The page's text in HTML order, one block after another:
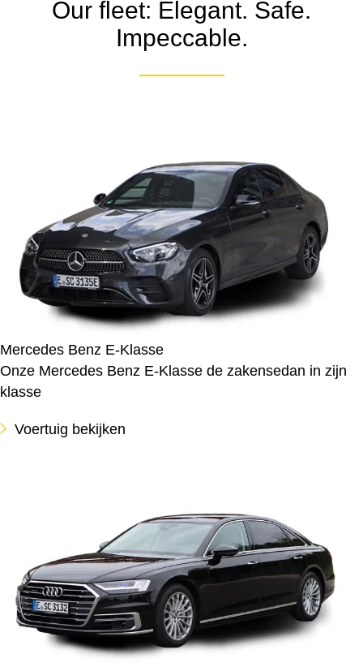
Our fleet: Elegant. Safe.
Impeccable.
Mercedes Benz E-Klasse
Onze Mercedes Benz E-Klasse de zakensedan in zijn
klasse
Voertuig bekijken